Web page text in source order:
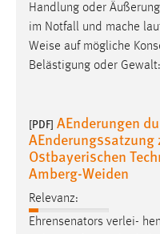
Handlung oder
im Notfall und mache
Weise auf mögliche
Belästigung oder
[PDF] AEnderungen
Ostbayerischen
Amberg-Weiden
Relevanz:
Ehrensenators verlei-